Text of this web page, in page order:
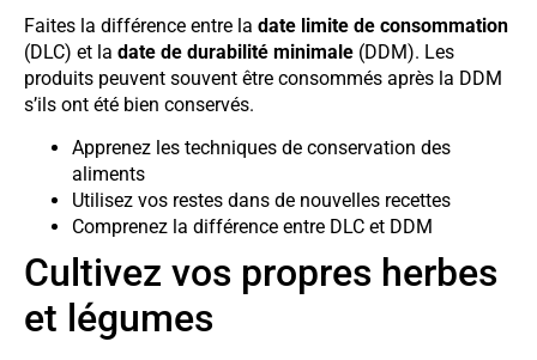
Faites la différence entre la date limite de consommation
(DLC) et la date de durabilité minimale (DDM). Les
produits peuvent souvent être consommés après la DDM
s’ils ont été bien conservés.
Apprenez les techniques de conservation des
aliments
Utilisez vos restes dans de nouvelles recettes
Comprenez la différence entre DLC et DDM
Cultivez vos propres herbes
et légumes